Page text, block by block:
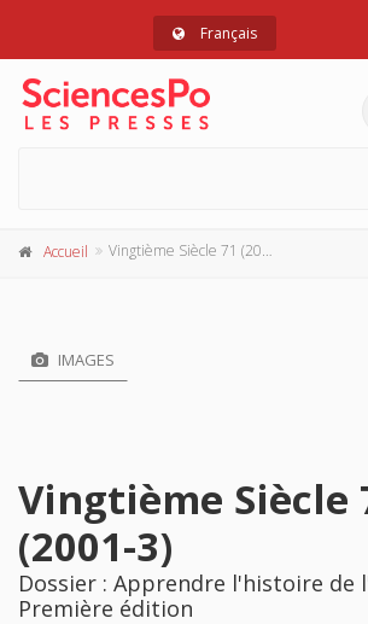
Français
Accueil Vingtième Siècle 71 (2001-3)
IMAGES
Vingtième Siècle
(2001-3)
Dossier : Apprendre l'histoire de
Première édition